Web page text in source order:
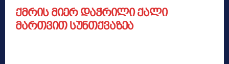
ქმრის მიერ დაჭრილი ქალი
მართვით სუნთქვაზეა